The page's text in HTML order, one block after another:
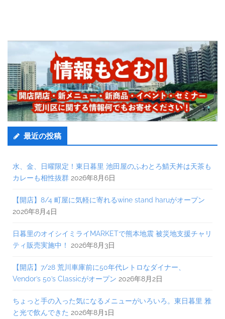
最近の投稿
水、金、日曜限定！東日暮里 池田屋のふわとろ鯖天丼は天茶も
カレーも相性抜群 2026年8月6日
【開店】8/4 町屋に気軽に寄れるwine stand haruがオープン
2026年8月4日
日暮里のオイシイミライMARKETで熊本地震 被災地支援チャリ
ティ販売実施中！
2026年8月3日
【開店】7/28 荒川車庫前に50年代レトロなダイナー、
Vendor’s 50’s Classicがオープン 2026年8月2日
ちょっと手の入った気になるメニューがいろいろ。東日暮里 雅
と光で飲んできた 2026年8月1日